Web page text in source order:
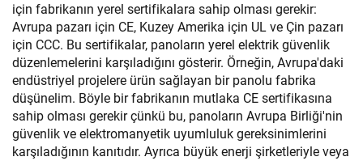
için fabrikanın yerel sertifikalara sahip olması gerekir:
Avrupa pazarı için CE, Kuzey Amerika için UL ve Çin pazarı
için CCC. Bu sertifikalar, panoların yerel elektrik güvenlik
düzenlemelerini karşıladığını gösterir. Örneğin, Avrupa'daki
endüstriyel projelere ürün sağlayan bir panolu fabrika
düşünelim. Böyle bir fabrikanın mutlaka CE sertifikasına
sahip olması gerekir çünkü bu, panoların Avrupa Birliği'nin
güvenlik ve elektromanyetik uyumluluk gereksinimlerini
karşıladığının kanıtıdır. Ayrıca büyük enerji şirketleriyle veya